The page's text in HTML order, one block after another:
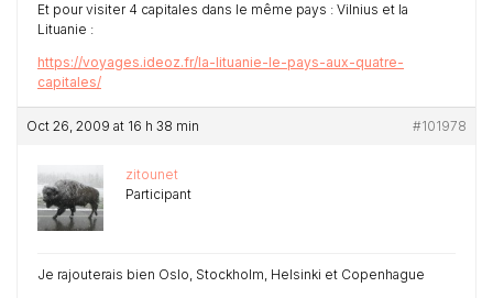
Et pour visiter 4 capitales dans le même pays : Vilnius et la
Lituanie :
https://voyages.ideoz.fr/la-lituanie-le-pays-aux-quatre-
capitales/
Oct 26, 2009 at 16 h 38 min #101978
zitounet
Participant
Je rajouterais bien Oslo, Stockholm, Helsinki et Copenhague